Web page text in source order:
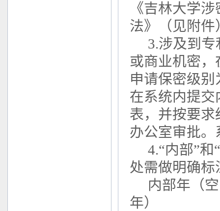
《吉林大学
法》（见附件
3.涉及到
或商业机密
申请保密级别
在系统内提
表，并按要
办公室审批
4.“内部”
处需做明确
内部年（
年）